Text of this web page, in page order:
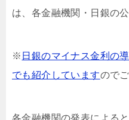
は、各金融機関・日銀の
※ 日銀のマイナス金利の
でも紹介していますので